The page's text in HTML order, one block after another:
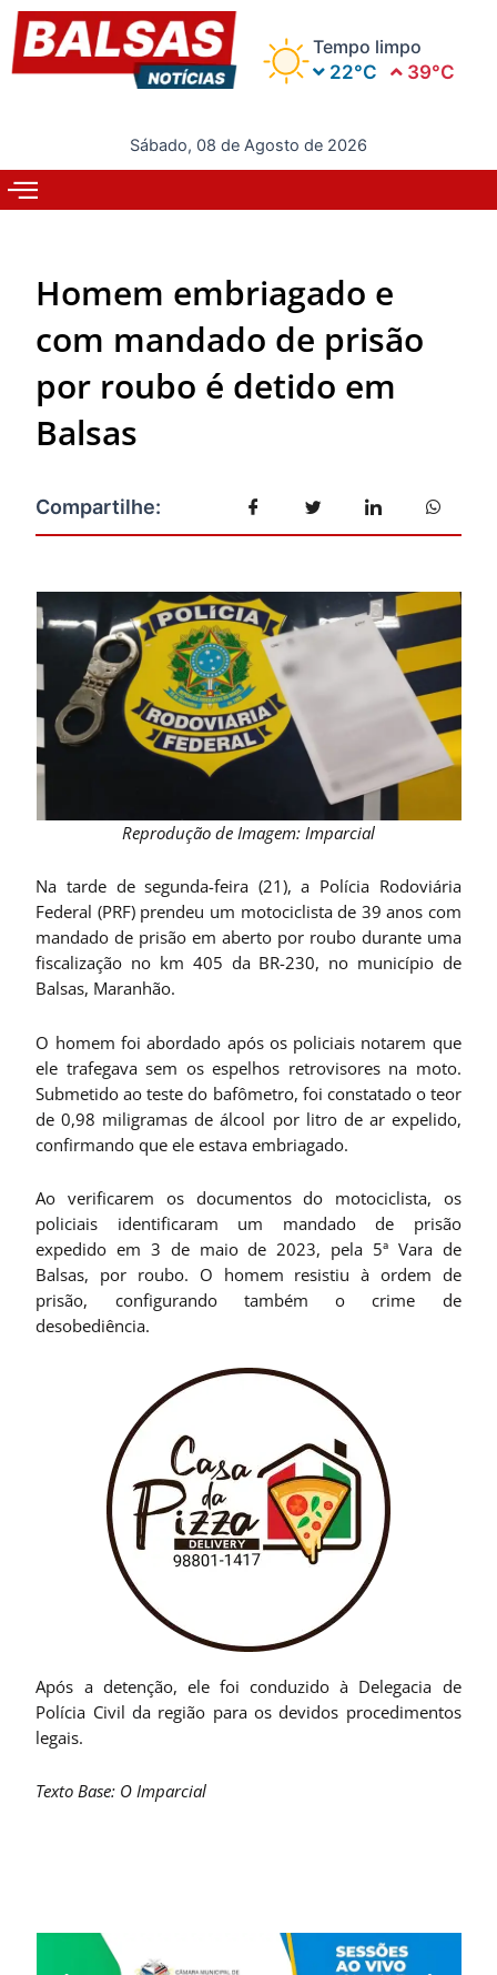
para
Tempo limpo
22°C
39°C
Sábado, 08 de Agosto de 2026
Homem embriagado e
com mandado de prisão
por roubo é detido em
Balsas
Reprodução de Imagem: Imparcial
Na tarde de segunda-feira (21), a Polícia Rodoviária
Federal (PRF) prendeu um motociclista de 39 anos com
mandado de prisão em aberto por roubo durante uma
fiscalização no km 405 da BR-230, no município de
Balsas, Maranhão.
O homem foi abordado após os policiais notarem que
ele trafegava sem os espelhos retrovisores na moto.
Submetido ao teste do bafômetro, foi constatado o teor
de 0,98 miligramas de álcool por litro de ar expelido,
confirmando que ele estava embriagado.
Ao verificarem os documentos do motociclista, os
policiais identificaram um mandado de prisão
expedido em 3 de maio de 2023, pela 5ª Vara de
Balsas, por roubo. O homem resistiu à ordem de
prisão, configurando também o crime de
desobediência.
Após a detenção, ele foi conduzido à Delegacia de
Polícia Civil da região para os devidos procedimentos
legais.
Texto Base: O Imparcial